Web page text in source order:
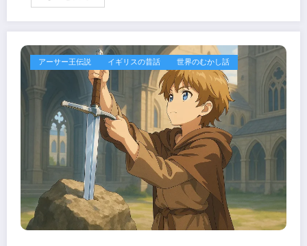
アーサー王伝説 イギリスの昔話 世界のむかし話